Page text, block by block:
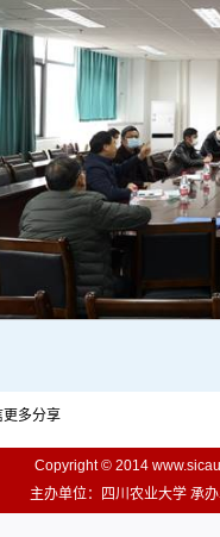
更多分享
Copyright © 2014
主办单位：四川农业大学 承